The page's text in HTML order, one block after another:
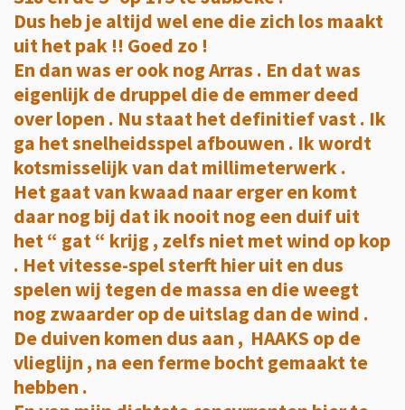
Dus heb je altijd wel ene die zich los maakt
uit het pak !! Goed zo !
En dan was er ook nog Arras . En dat was
eigenlijk de druppel die de emmer deed
over lopen . Nu staat het definitief vast . Ik
ga het snelheidsspel afbouwen . Ik wordt
kotsmisselijk van dat millimeterwerk .
Het gaat van kwaad naar erger en komt
daar nog bij dat ik nooit nog een duif uit
het “ gat “ krijg , zelfs niet met wind op kop
. Het vitesse-spel sterft hier uit en dus
spelen wij tegen de massa en die weegt
nog zwaarder op de uitslag dan de wind .
De duiven komen dus aan , HAAKS op de
vlieglijn , na een ferme bocht gemaakt te
hebben .